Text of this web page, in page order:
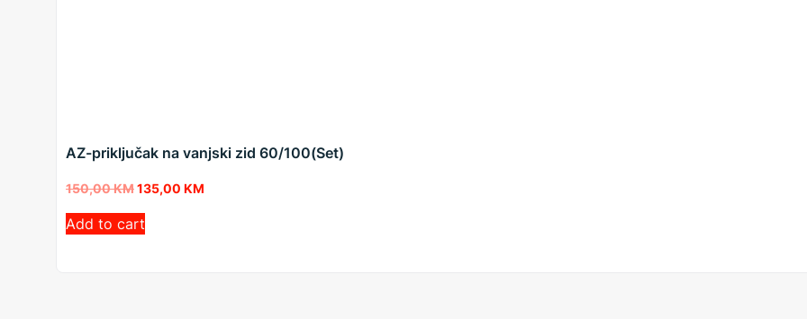
AZ-priključak na vanjski zid 60/100(Set)
150,00KM135,00 KM
Add to cart